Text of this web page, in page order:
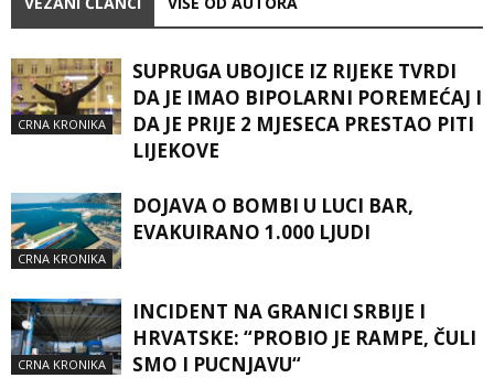
CRNA KRONIKA
SUPRUGA UBOJICE IZ RIJEKE TVRDI
DA JE IMAO BIPOLARNI POREMEĆAJ I
DA JE PRIJE 2 MJESECA PRESTAO PITI
LIJEKOVE
CRNA KRONIKA
DOJAVA O BOMBI U LUCI BAR,
EVAKUIRANO 1.000 LJUDI
CRNA KRONIKA
INCIDENT NA GRANICI SRBIJE I
HRVATSKE: “PROBIO JE RAMPE, ČULI
SMO I PUCNJAVU“